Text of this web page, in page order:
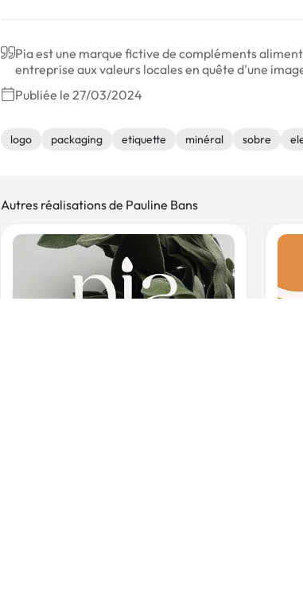
Pia est une marque fictive de compléments
entreprise aux valeurs locales en quête d'une
Publiée le 27/03/2024
logo packaging etiquette minéral sobre
Autres réalisations de Pauline Bans